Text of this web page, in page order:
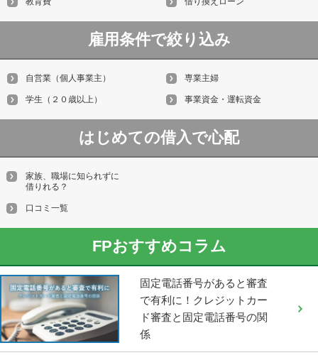
雇用条件で絞り込み
自営業（個人事業主） 専業主婦
学生（２０歳以上） 事業資金・運転資金
はじめての借入で心配
家族、職場に知られずに
借りれる？
口コミ一覧
FPおすすめコラム
固定電話番号があると審査
で有利に！クレジットカー
ド審査と固定電話番号の関
係